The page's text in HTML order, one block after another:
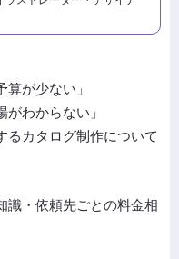
算が少ない」
がわからない」
るカタログ制作について
識・依頼先ごとの料金相